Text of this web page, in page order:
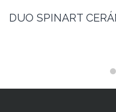
DUO SPINART